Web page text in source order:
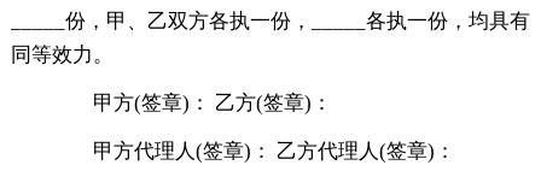
_____份，甲、乙双方各执一份，_____各执一份，均具有
同等效力。
甲方(签章)： 乙方(签章)：
甲方代理人(签章)： 乙方代理人(签章)：